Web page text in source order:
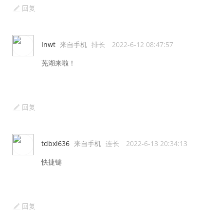
回复
Inwt 来自手机 排长 2022-6-12 08:47:57
芜湖来啦！
回复
tdbxl636 来自手机 连长 2022-6-13 20:34:13
快捷键
回复